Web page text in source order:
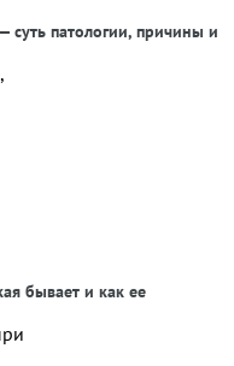
суть патологии, причины и
бывает и как ее